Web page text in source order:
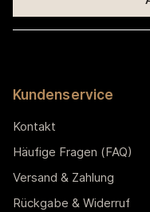
Kundenservice
Kontakt
Häufige Fragen (FAQ)
Versand & Zahlung
Rückgabe & Widerruf